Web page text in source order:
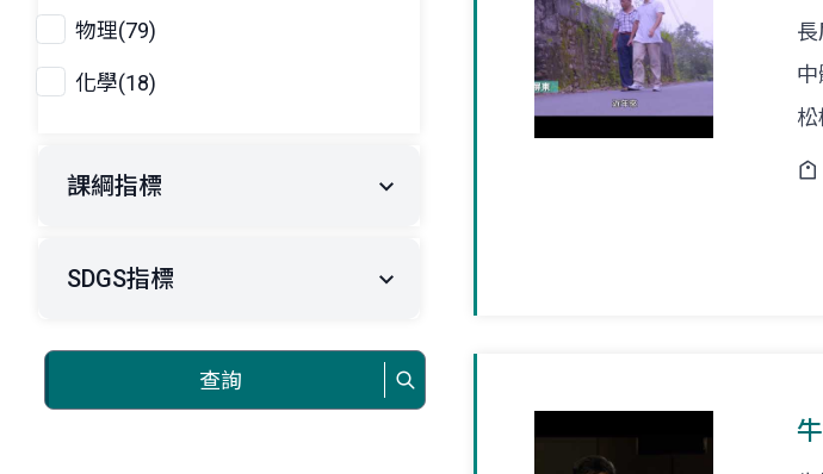
物理(79)
化學(18)
課綱指標
SDGS指標
查詢
松